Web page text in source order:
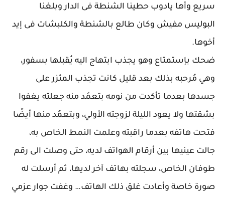
سريع وأها يادوب حطينا الشنطة فى الدار وبلغنا
البوليس مفيش وكان طالع بالشنطة والكلبشات فى إيد
أخوها.
ضحك بإستمتاع وهو يجذب ابتهاج اليه يُقبلها بسفور،
وهي مُرحبه بذلك بعد قليل كانت تجذب المئزر على
جسدها بعدما تأكدت من نومه بتعمُد منه جعلته يغفوا
بشقتها ولا يعود الليلة لزوجته الأولي، وبتعمُد منها أيضًا
فتحت هاتفه بعدما راقبته وعلمت النمط الخاص به،
جالت عينيها بين أرقام الهواتف لديه، حتى وصلت الى رقم
طوفان الخاص، سجلته بهاتف آخر لديها، ثم أرسلت له
صورة خاصة وأعادت غلق ذلك الهاتف… وغفت جوار عزمي